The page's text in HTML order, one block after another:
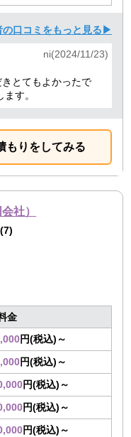
の口コミをもっと見る▶
ni(2024/11/23)
とてもよかったで
す。
りをしてみる
社）
(7)
金
円(税込)～
円(税込)～
円(税込)～
円(税込)～
円(税込)～